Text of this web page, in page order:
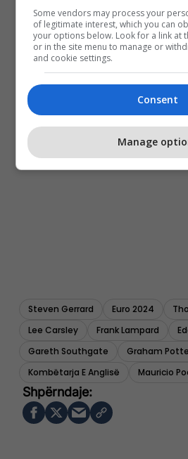
Steven Gerrard Euro 2024
Lee Carsley
Frank Lampard
Gareth Southgate
Graham
Kombëtarja E Anglisë
Mauricio
Some vendors may process your
of legitimate interest, which you can
your options below. Look for a link at
or in the site menu to manage or
and cookie settings.
Consent
Manage